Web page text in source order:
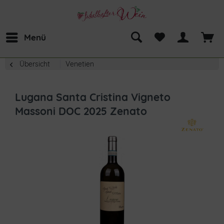
Menü
Übersicht Venetien
Lugana Santa Cristina Vigneto
Massoni DOC 2025 Zenato